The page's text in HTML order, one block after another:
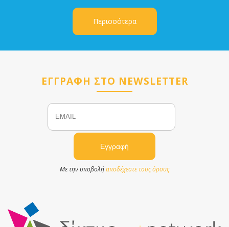
Περισσότερα
ΕΓΓΡΑΦΗ ΣΤΟ NEWSLETTER
Email
Με την υποβολήαποδέχεστε τους όρους